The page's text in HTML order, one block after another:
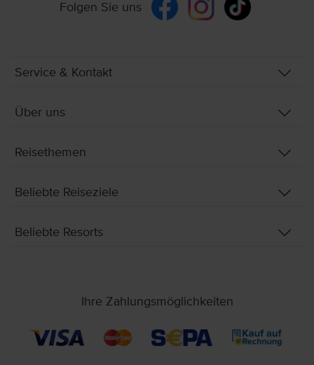
Folgen Sie uns
Service & Kontakt
Über uns
Reisethemen
Beliebte Reiseziele
Beliebte Resorts
Ihre Zahlungsmöglichkeiten